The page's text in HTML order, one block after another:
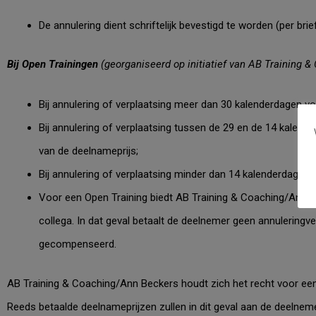
De annulering dient schriftelijk bevestigd te worden (per
Bij Open Trainingen (georganiseerd op initiatief van AB Training &
Bij annulering of verplaatsing meer dan 30 kalenderdagen
Bij annulering of verplaatsing tussen de 29 en de 14
van de deelnameprijs;
Bij annulering of verplaatsing minder dan 14
Voor een Open Training biedt AB Training & Coaching/
collega. In dat geval betaalt de deelnemer geen
gecompenseerd.
AB Training & Coaching/Ann Beckers houdt zich het recht voor
Reeds betaalde deelnameprijzen zullen in dit geval aan de